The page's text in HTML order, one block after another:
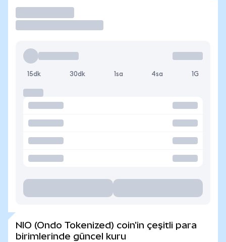
15dk 30dk 1sa 4sa 1G
NIO (Ondo Tokenized) coin'in çeşitli para
birimlerinde güncel kuru